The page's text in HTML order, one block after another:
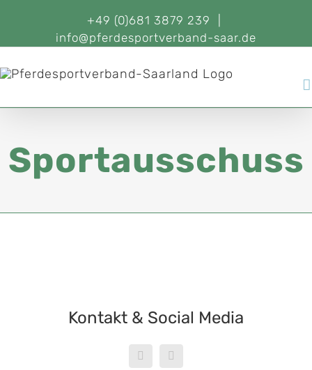
+49 (0)681 3879 239
info@pferdesportverband-saar.de
Sportausschuss
Kontakt & Social Media